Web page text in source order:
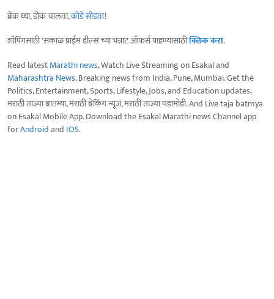
ब्रेक घ्या, डोकं चालवा,कोडे सोडवा!
शॉपिंगसाठी 'सकाळ प्राईम डील्स'च्या भन्नाट ऑफर्स पाहण्यासाठीक्लिक करा.
Read latestMarathi news, Watch Live Streaming on Esakal and
Maharashtra News. Breaking news from India, Pune, Mumbai. Get the
Politics, Entertainment, Sports, Lifestyle, Jobs, and Education updates,
मराठी ताज्या बातम्या, मराठी ब्रेकिंग न्यूज, मराठी ताज्या घडामोडी. And Live taja batmya
on Esakal Mobile App. Download the Esakal Marathi news Channel app
forAndroidand IOS.